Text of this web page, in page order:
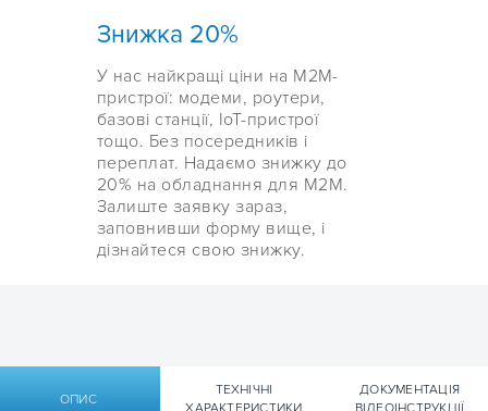
Знижка 20%
У нас найкращі ціни на М2М-
пристрої: модеми, роутери,
базові станції, IoT-пристрої
тощо. Без посередників і
переплат. Надаємо знижку до
20% на обладнання для М2М.
Залиште заявку зараз,
заповнивши форму вище, і
дізнайтеся свою знижку.
ОПИС
ТЕХНІЧНІ
ДОКУМЕНТАЦІЯ